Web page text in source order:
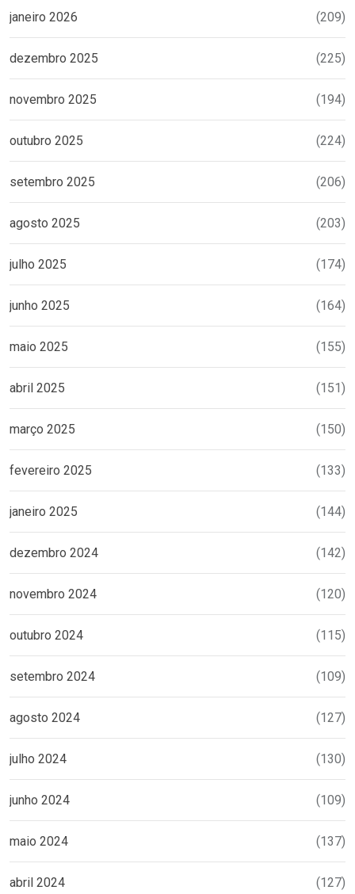
janeiro 2026 (209)
dezembro 2025 (225)
novembro 2025 (194)
outubro 2025 (224)
setembro 2025 (206)
agosto 2025 (203)
julho 2025 (174)
junho 2025 (164)
maio 2025 (155)
abril 2025 (151)
março 2025 (150)
fevereiro 2025 (133)
janeiro 2025 (144)
dezembro 2024 (142)
novembro 2024 (120)
outubro 2024 (115)
setembro 2024 (109)
agosto 2024 (127)
julho 2024 (130)
junho 2024 (109)
maio 2024 (137)
abril 2024 (127)